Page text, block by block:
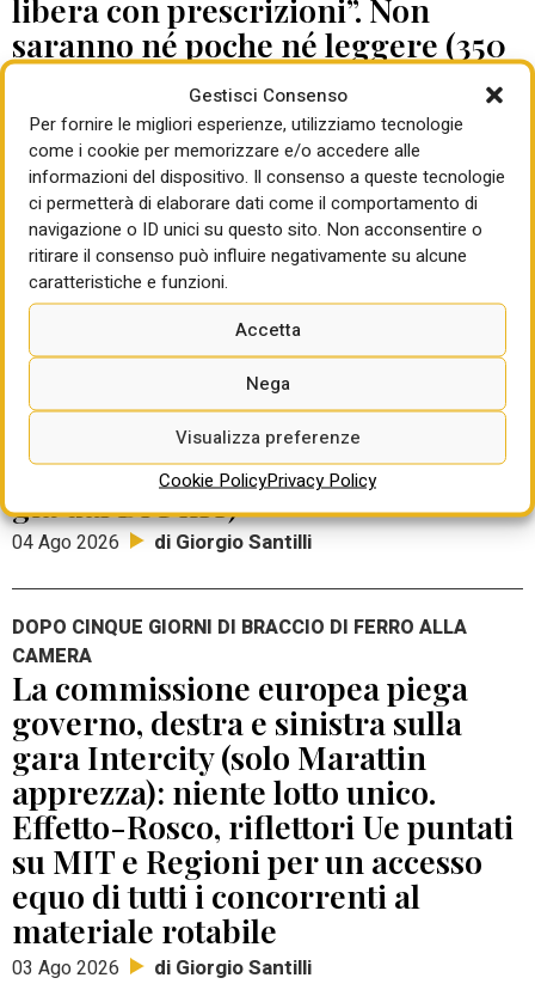
Gestisci Consenso
Per fornire le migliori esperienze, utilizziamo tecnologie
come i cookie per memorizzare e/o accedere alle
informazioni del dispositivo. Il consenso a queste tecnologie
ci permetterà di elaborare dati come il comportamento di
navigazione o ID unici su questo sito. Non acconsentire o
ritirare il consenso può influire negativamente su alcune
caratteristiche e funzioni.
Accetta
Nega
Visualizza preferenze
Cookie PolicyPrivacy Policy
libera con prescrizioni”. Non
saranno né poche né leggere (350
pagine), progetto da adeguare
04 Ago 2026 di Giorgio Santilli
LA DELIBERA FIRMATA DALL'AD BERNARDO
MATTARELLA
Investimenti idrici, la graduatoria
di Invitalia per lo SFNIISSI: le
prime 39 opere ammesse al
miliardo di finanziamento del
post-Pnrr, altre 53 ammissibili ma
in lista di attesa delle risorse
successive (576 milioni arrivano
già dal Dl Pnrr)
04 Ago 2026 di Giorgio Santilli
DOPO CINQUE GIORNI DI BRACCIO DI FERRO ALLA
CAMERA
La commissione europea piega
governo, destra e sinistra sulla
gara Intercity (solo Marattin
apprezza): niente lotto unico.
Effetto-Rosco, riflettori Ue puntati
su MIT e Regioni per un accesso
equo di tutti i concorrenti al
materiale rotabile
03 Ago 2026 di Giorgio Santilli